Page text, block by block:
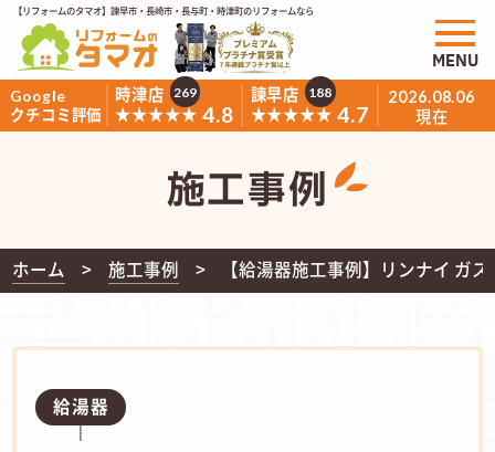
【リフォームのタマオ】諫早市・長崎市・長与町・時津町のリフォームなら
Google
クチコミ評価
時津店
★★★★★ 4.8
269
諫早店
★★★★★ 4.7
188 2026.08.06
現在
MENU
施工事例
ホーム 施工事例 【給湯器施工事例】リンナイ ガ
給湯器